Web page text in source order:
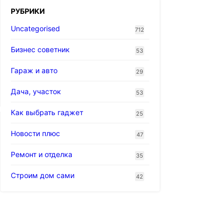
РУБРИКИ
Uncategorised
712
Бизнес советник 53
Гараж и авто 29
Дача, участок 53
Как выбрать гаджет 25
Новости плюс 47
Ремонт и отделка 35
Строим дом сами 42